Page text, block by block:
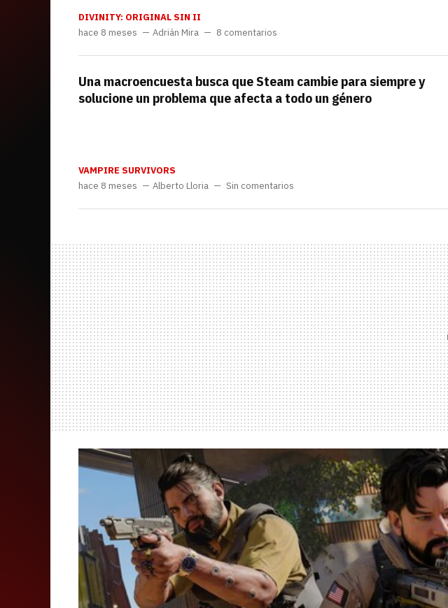
DIVINITY: ORIGINAL SIN II
hace 8 meses
Adrián Mira 8 comentarios
Una macroencuesta busca que Steam cambie para siempre y
solucione un problema que afecta a todo un género
VAMPIRE SURVIVORS
hace 8 meses
Alberto Lloria Sin comentarios